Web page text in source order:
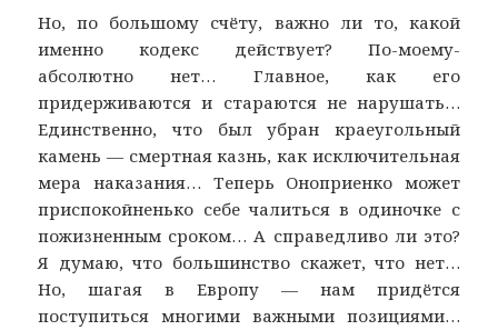
Но, по большому счёту, важно ли то, какой
именно кодекс действует? По-моему-
абсолютно нет… Главное, как его
придерживаются и стараются не нарушать…
Единственно, что был убран краеугольный
камень — смертная казнь, как исключительная
мера наказания… Теперь Оноприенко может
приспокойненько себе чалиться в одиночке с
пожизненным сроком… А справедливо ли это?
Я думаю, что большинство скажет, что нет…
Но, шагая в Европу — нам придётся
поступиться многими важными позициями…